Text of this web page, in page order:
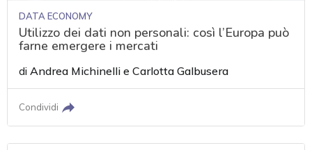
DATA ECONOMY
Utilizzo dei dati non personali: così l’Europa può
farne emergere i mercati
diAndrea Michinelli eCarlotta Galbusera
Condividi